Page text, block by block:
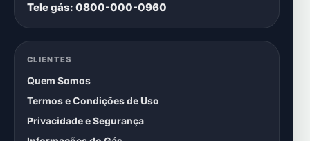
Tele gás: 0800-000-0960
CLIENTES
Quem Somos
Termos e Condições de Uso
Privacidade e Segurança